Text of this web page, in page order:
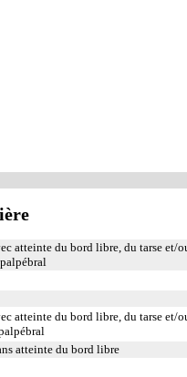
atteinte du bord libre, du tarse et/
atteinte du bord libre, du tarse et/
atteinte du bord libre